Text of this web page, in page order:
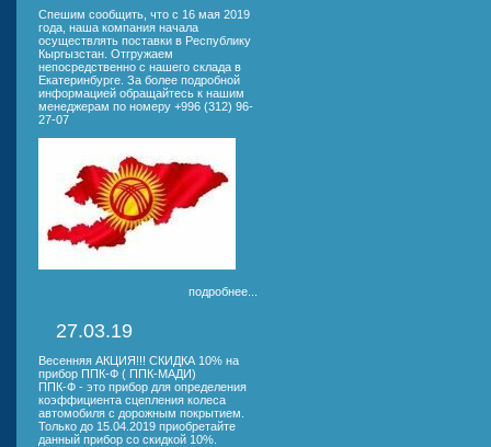
Спешим сообщить, что с 16 мая 2019
года, наша компания начала
осуществлять поставки в Республику
Кыргызстан. Отгружаем
непосредственно с нашего склада в
Екатеринбурге. За более подробной
информацией обращайтесь к нашим
менеджерам по номеру +996 (312) 96-
27-07
подробнее...
27.03.19
Весенняя АКЦИЯ!!! СКИДКА 10% на
прибор ППК-Ф ( ППК-МАДИ)
ППК-Ф - это прибор для определения
коэффициента сцепления колеса
автомобиля с дорожным покрытием.
Только до 15.04.2019 приобретайте
данный прибор со скидкой 10%.